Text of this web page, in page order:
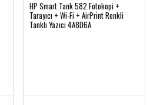
HP Smart Tank 582 Fotokopi +
Tarayıcı + Wi-Fi + AirPrint Renkli
Tanklı Yazıcı 4A8D6A